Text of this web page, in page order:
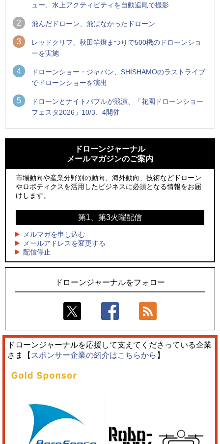
ュー、水上アクティビティを自動追尾で撮影
2 飛んだドローン、飛ばなかったドローン
3
レッドクリフ、秋田竿燈まつりで500機のドローンショ
ーを実施
4
ドローンショー・ジャパン、SHISHAMOのラストライブ
でドローンショーを演出
5
ドローンとナイトバブルが競演、「花園ドローンショー
フェスタ2026」10/3、4開催
ーンが採択、国産機で量産調達を目指す
水面から離着水できる「HOVERAir AQUA」を実機レビュー、
水上アクティビティを自動追尾で撮影
飛んだドローン、飛ばなかったドローン
ドローンとナイトバブルが競演、「花園ドローンショーフェ
スタ2026」10/3、4開催
レーシングカーの製造技術をドローンへ、トピアが大型機と
量産構想を公開
ン」とドローンショーによる新演出を実施
防衛装備庁「迎撃ドローン早期取得プログラム」にテラドロ
ーンが採択、国産機で量産調達を目指す
水面から離着水できる「HOVERAir AQUA」を実機レビュー、
サザンビーチちがさき花火大会で「復活の花火」打ち上げ、
キリンビールがライブ中継と連動した支援企画
飛んだドローン、飛ばなかったドローン
ドローンジャーナル
メールマガジンのご案内
市場動向や産業分野別の動向、海外動向、技術などドローン
やロボティクスを活用したビジネスに必須となる情報をお届
けします。
第1、第3火曜配信
メルマガを申し込む
メールアドレスを変更する
配信停止
ドローンジャーナルをフォロー
ドローンジャーナルを応援して支えてくださっている企業
さま【 スポンサー企業の紹介はこちらから 】